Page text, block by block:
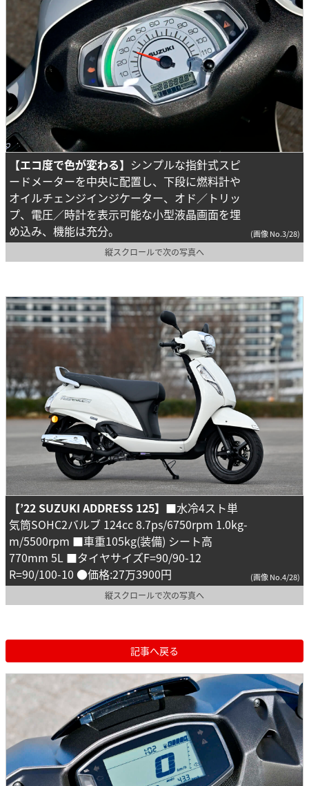
【エコ度で色が変わる】 シンプルな指針式スピ
ードメーターを中央に配置し、下段に燃料計や
オイルチェンジインジケーター、オド／トリッ
プ、電圧／時計を表示可能な小型液晶画面を埋
め込み、機能は充分。
(画像 No.3/28)
縦スクロールで次の写真へ
【’22 SUZUKI ADDRESS 125】 ■水冷4スト単
気筒SOHC2バルブ 124cc 8.7ps/6750rpm 1.0kg-
m/5500rpm ■車重105kg(装備) シート高
770mm 5L ■タイヤサイズF=90/90-12
R=90/100-10 ●価格:27万3900円
(画像 No.4/28)
縦スクロールで次の写真へ
記事へ戻る